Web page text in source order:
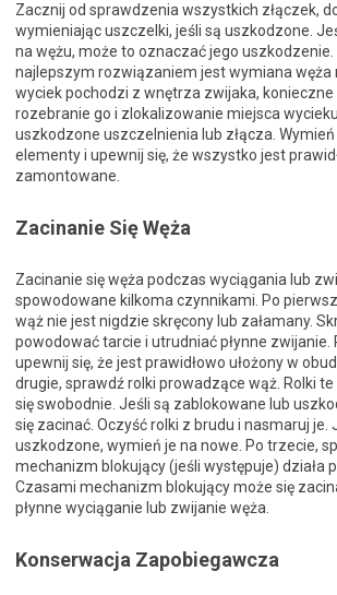
Zacznij od sprawdzenia wszystkich złączek,
wymieniając uszczelki, jeśli są uszkodzone.
na wężu, może to oznaczać jego
najlepszym rozwiązaniem jest wymiana węża
wyciek pochodzi z wnętrza zwijaka, konieczne
rozebranie go i zlokalizowanie miejsca
uszkodzone uszczelnienia lub złącza.
elementy i upewnij się, że wszystko jest
zamontowane.
Zacinanie Się Węża
Zacinanie się węża podczas wyciągania lub
spowodowane kilkoma czynnikami. Po
wąż nie jest nigdzie skręcony lub załamany.
powodować tarcie i utrudniać płynne zwijanie.
upewnij się, że jest prawidłowo ułożony w
drugie, sprawdź rolki prowadzące wąż. Rolki
się swobodnie. Jeśli są zablokowane lub
się zacinać. Oczyść rolki z brudu i nasmaruj je.
uszkodzone, wymień je na nowe. Po trzecie,
mechanizm blokujący (jeśli występuje) działa
Czasami mechanizm blokujący może się
płynne wyciąganie lub zwijanie węża.
Konserwacja Zapobiegawcza